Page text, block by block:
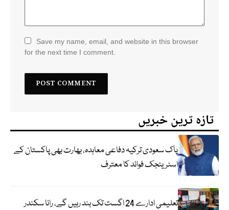
Save my name, email, and website in this browser
for the next time I comment.
تازہ ترین خبریں
پاک سعودی ترکیہ دفاعی معاہدہ، بھارت بھی پاکستان کے
اسٹریٹجک فوائد کا معترف
تعلیمی ادارے 24 اگست تک بند رہیں گے، رانا سکندر